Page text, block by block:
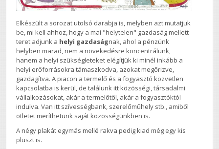
Elkészült a sorozat utolsó darabja is, melyben azt mutatjuk
be, mi kell ahhoz, hogy a mai "helytelen" gazdaság mellett
teret adjunk a helyi gazdaságnak, ahol a pénzünk
helyben marad, nem a növekedésre koncentrálunk,
hanem a helyi szükségleteket elégítjük ki minél inkább a
helyi erőforrásokra támaszkodva, azokat megőrizve,
gazdagítva. A piacon a termelő és a fogyasztó közvetlen
kapcsolatba is kerül, de találunk itt közösségi, társadalmi
vállalkozásokat, akár a termelőtől, akár a fogyasztóktól
indulva. Van itt szívességbank, szerelőműhely stb., amiből
ötletet meríthetünk saját közösségünkben is.
A négy plakát egymás mellé rakva pedig kiad még egy kis
pluszt is.